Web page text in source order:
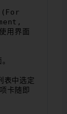
界面
中选定
卡随即